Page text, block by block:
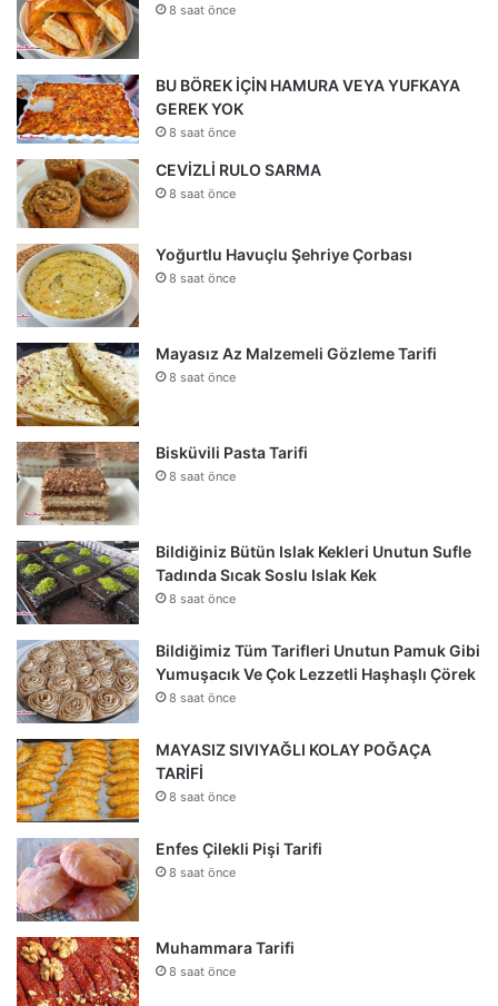
8 saat önce
BU BÖREK İÇİN HAMURA VEYA YUFKAYA
GEREK YOK
8 saat önce
CEVİZLİ RULO SARMA
8 saat önce
Yoğurtlu Havuçlu Şehriye Çorbası
8 saat önce
Mayasız Az Malzemeli Gözleme Tarifi
8 saat önce
Bisküvili Pasta Tarifi
8 saat önce
Bildiğiniz Bütün Islak Kekleri Unutun Sufle
Tadında Sıcak Soslu Islak Kek
8 saat önce
Bildiğimiz Tüm Tarifleri Unutun Pamuk Gibi
Yumuşacık Ve Çok Lezzetli Haşhaşlı Çörek
8 saat önce
MAYASIZ SIVIYAĞLI KOLAY POĞAÇA
TARİFİ
8 saat önce
Enfes Çilekli Pişi Tarifi
8 saat önce
Muhammara Tarifi
8 saat önce